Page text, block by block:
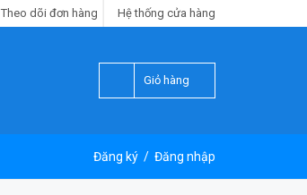
Hệ thống cửa hàng
Theo dõi đơn hàng
Giỏ hàng
Đăng ký / Đăng nhập